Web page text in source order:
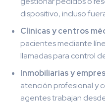
dispositivo, incluso
Clínicas y centros
pacientes mediante
llamadas para control
Inmobiliarias y
atención profesional y
agentes trabajan